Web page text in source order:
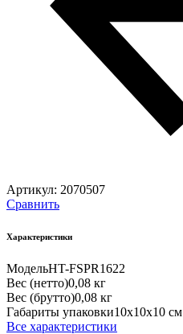
Артикул: 2070507
Сравнить
Характеристики
МодельHT-FSPR1622
Вес (нетто)0,08 кг
Вес (брутто)0,08 кг
Габариты упаковки10х10х10 см
Все характеристики